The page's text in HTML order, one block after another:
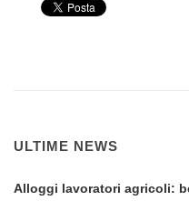
ULTIME NEWS
Alloggi lavoratori agricoli: